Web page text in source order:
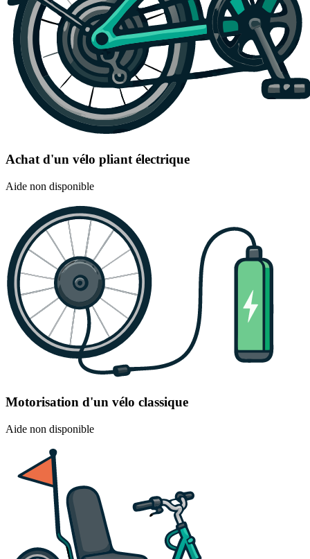
Achat d'un vélo pliant électrique
Aide non disponible
Motorisation d'un vélo classique
Aide non disponible